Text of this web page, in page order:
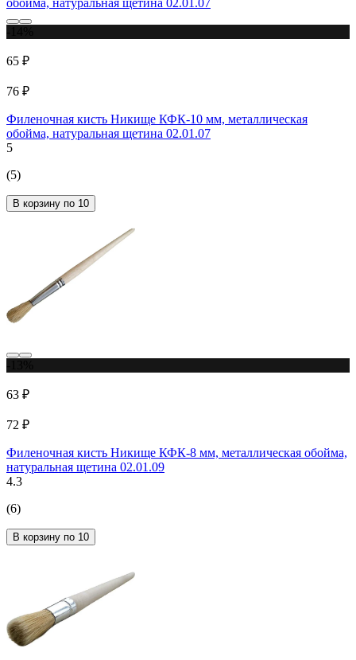
65 ₽
76 ₽
Филеночная кисть Никище КФК-10 мм, металлическая
обойма, натуральная щетина 02.01.07
5
(5)
В корзину по 10
63 ₽
72 ₽
Филеночная кисть Никище КФК-8 мм, металлическая обойма,
натуральная щетина 02.01.09
4.3
(6)
В корзину по 10